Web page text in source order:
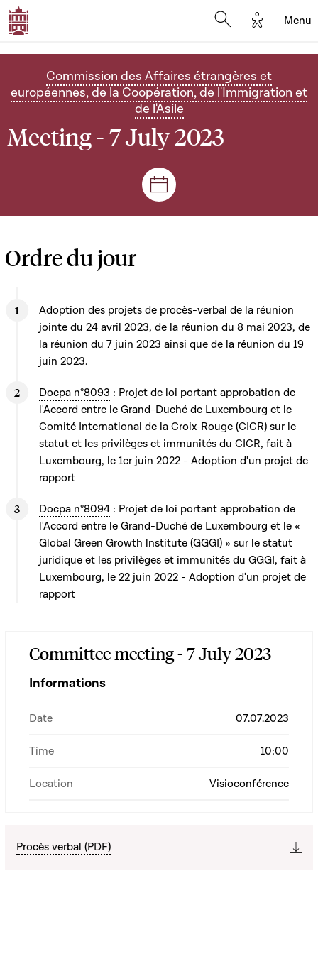
Options
Menu
Commission des Affaires étrangères et
européennes, de la Coopération, de l'Immigration et
de l'Asile
Meeting - 7 July 2023
Sessions and meetings
Ordre du jour
Adoption des projets de procès-verbal de la réunion
jointe du 24 avril 2023, de la réunion du 8 mai 2023, de
la réunion du 7 juin 2023 ainsi que de la réunion du 19
juin 2023.
Docpa n°8093 : Projet de loi portant approbation de
l'Accord entre le Grand-Duché de Luxembourg et le
Comité International de la Croix-Rouge (CICR) sur le
statut et les privilèges et immunités du CICR, fait à
Luxembourg, le 1er juin 2022 - Adoption d'un projet de
rapport
Docpa n°8094 : Projet de loi portant approbation de
l'Accord entre le Grand-Duché de Luxembourg et le «
Global Green Growth lnstitute (GGGI) » sur le statut
juridique et les privilèges et immunités du GGGI, fait à
Luxembourg, le 22 juin 2022 - Adoption d'un projet de
rapport
Committee meeting - 7 July 2023
Informations
Date 07.07.2023
Time 10:00
Location Visioconférence
Procès verbal (PDF)